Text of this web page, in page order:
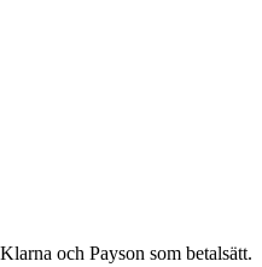
och Payson som betalsätt.